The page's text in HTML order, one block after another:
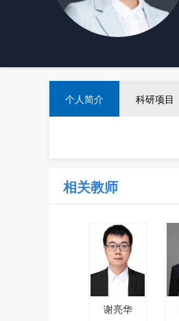
个人简介 科研项目
相关教师
谢亮华